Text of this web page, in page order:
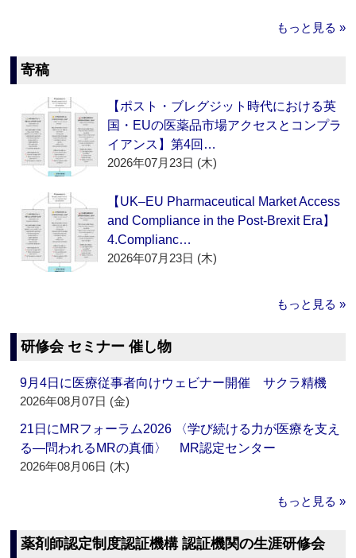
もっと見る »
寄稿
【ポスト・ブレグジット時代における英
国・EUの医薬品市場アクセスとコンプラ
イアンス】第4回…
2026年07月23日 (木)
【UK–EU Pharmaceutical Market Access
and Compliance in the Post-Brexit Era】
4.Complianc…
2026年07月23日 (木)
もっと見る »
研修会 セミナー 催し物
9月4日に医療従事者向けウェビナー開催 サクラ精機
2026年08月07日 (金)
21日にMRフォーラム2026 〈学び続ける力が医療を支え
る―問われるMRの真価〉 MR認定センター
2026年08月06日 (木)
もっと見る »
薬剤師認定制度認証機構 認証機関の生涯研修会